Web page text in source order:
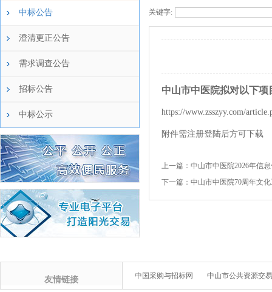
中标公告
澄清更正公告
需求调查公告
招标公告
中标公示
关键字:
中山市中医院拟对以下
https://www.zsszyy.com/
附件需注册登陆后方可下载
上一篇： 中山市中医院2026年信
下一篇： 中山市中医院70周年文
友情链接 中国采购与招标网 中山市公共资源交